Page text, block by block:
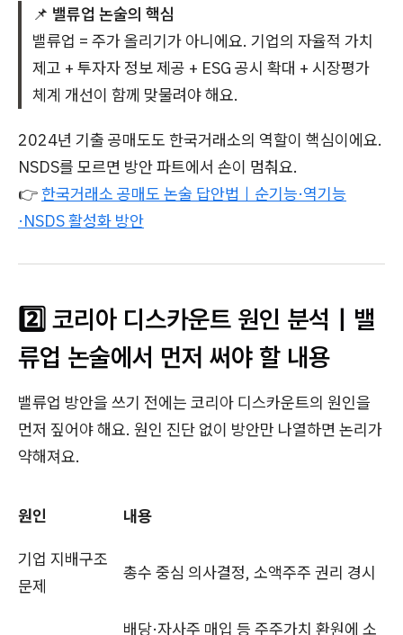
📌 밸류업 논술의 핵심
밸류업 = 주가 올리기가 아니에요. 기업의 자율적 가치
제고 + 투자자 정보 제공 + ESG 공시 확대 + 시장평가
체계 개선이 함께 맞물려야 해요.
2024년 기출 공매도도 한국거래소의 역할이 핵심이에요.
NSDS를 모르면 방안 파트에서 손이 멈춰요.
👉한국거래소 공매도 논술 답안법｜순기능·역기능
·NSDS 활성화 방안
2️⃣ 코리아 디스카운트 원인 분석｜밸
류업 논술에서 먼저 써야 할 내용
밸류업 방안을 쓰기 전에는 코리아 디스카운트의 원인을
먼저 짚어야 해요. 원인 진단 없이 방안만 나열하면 논리가
약해져요.
원인 내용
기업 지배구조
문제
총수 중심 의사결정, 소액주주 권리 경시
배당·자사주 매입 등 주주가치 환원에 소